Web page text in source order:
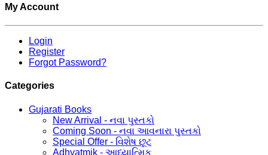
My Account
Login
Register
Forgot Password?
Categories
Gujarati Books
New Arrival - નવા પુસ્તકો
Coming Soon - નવા આવનારા પુસ્તકો
Special Offer - વિશેષ છૂટ
Adhyatmik - આધ્યાત્મિક